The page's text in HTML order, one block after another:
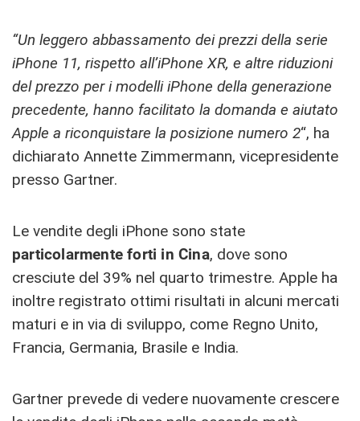
“Un leggero abbassamento dei prezzi della serie
iPhone 11, rispetto all’iPhone XR, e altre riduzioni
del prezzo per i modelli iPhone della generazione
precedente, hanno facilitato la domanda e aiutato
Apple a riconquistare la posizione numero 2“, ha
dichiarato Annette Zimmermann, vicepresidente
presso Gartner.
Le vendite degli iPhone sono state
particolarmente forti in Cina, dove sono
cresciute del 39% nel quarto trimestre. Apple ha
inoltre registrato ottimi risultati in alcuni mercati
maturi e in via di sviluppo, come Regno Unito,
Francia, Germania, Brasile e India.
Gartner prevede di vedere nuovamente crescere